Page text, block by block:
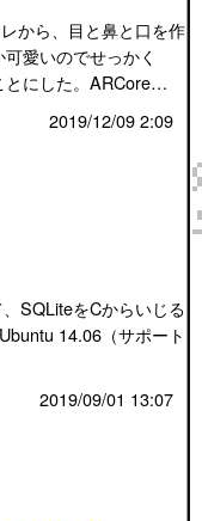
から、目と鼻と口を作
愛いのでせっかく
とにした。ARCore…
2019/12/09 2:09
SQLiteをCからいじる
14.06（サポート
2019/09/01 13:07